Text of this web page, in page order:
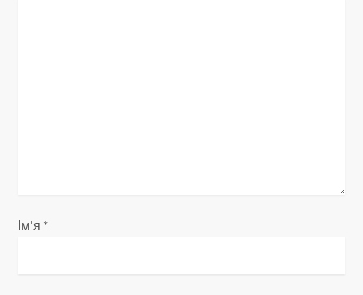
і
Ім'я *